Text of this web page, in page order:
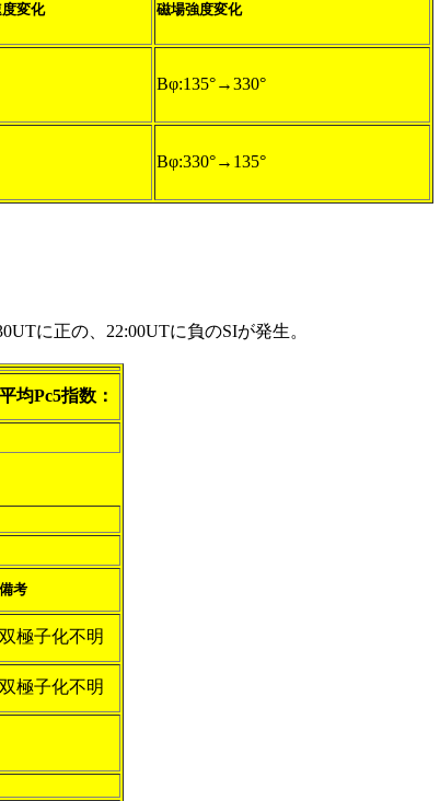
変化 磁場強度変化
Bφ:135°→330°
Bφ:330°→135°
に正の、22:00UTに負のSIが発生。
平均Pc5指数：
備考
双極子化不明
双極子化不明